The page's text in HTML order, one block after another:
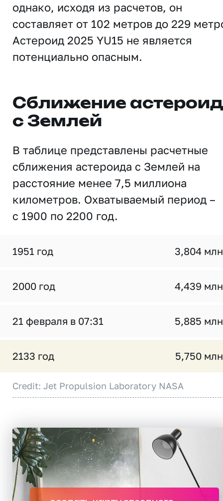
однако, исходя из расчетов, он
составляет от 102 метров до 229
Астероид 2025 YU15 не является
потенциально опасным.
Сближение
с Землей
В таблице представлены расчетные
сближения астероида с Землей на
расстояние менее 7,5 миллиона
километров. Охватываемый период –
с 1900 по 2200 год.
1951 год 3,804
2000 год 4,439
21 февраля в 07:31 5,885
2133 год 5,750
Credit: Jet Propulsion Laboratory NASA